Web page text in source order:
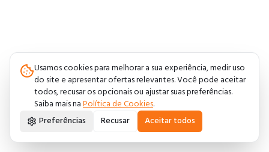
Usamos cookies para melhorar a sua experiência, medir uso
do site e apresentar ofertas relevantes. Você pode aceitar
todos, recusar os opcionais ou ajustar suas preferências.
Saiba mais naPolítica de Cookies.
Preferências
Recusar Aceitar todos